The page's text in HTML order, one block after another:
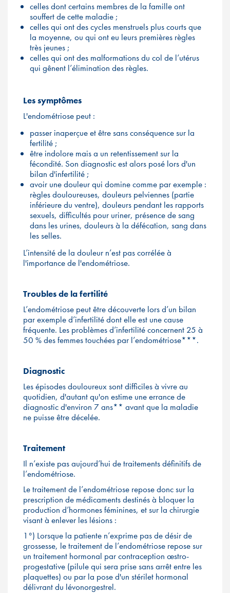
celles dont certains membres de la famille ont
souffert de cette maladie ;
celles qui ont des cycles menstruels plus courts que
la moyenne, ou qui ont eu leurs premières règles
très jeunes ;
celles qui ont des malformations du col de l’utérus
qui gênent l’élimination des règles.
Les symptômes
L'endométriose peut :
passer inaperçue et être sans conséquence sur la
fertilité ;
être indolore mais a un retentissement sur la
fécondité. Son diagnostic est alors posé lors d'un
bilan d'infertilité ;
avoir une douleur qui domine comme par exemple :
règles douloureuses, douleurs pelviennes (partie
inférieure du ventre), douleurs pendant les rapports
sexuels, difficultés pour uriner, présence de sang
dans les urines, douleurs à la défécation, sang dans
les selles.
L’intensité de la douleur n’est pas corrélée à
l'importance de l'endométriose.
Troubles de la fertilité
L’endométriose peut être découverte lors d’un bilan
par exemple d’infertilité dont elle est une cause
fréquente. Les problèmes d’infertilité concernent 25 à
50 % des femmes touchées par l’endométriose***.
Diagnostic
Les épisodes douloureux sont difficiles à vivre au
quotidien, d'autant qu'on estime une errance de
diagnostic d'environ 7 ans** avant que la maladie
ne puisse être décelée.
Traitement
Il n’existe pas aujourd’hui de traitements définitifs de
l’endométriose.
Le traitement de l’endométriose repose donc sur la
prescription de médicaments destinés à bloquer la
production d’hormones féminines, et sur la chirurgie
visant à enlever les lésions :
1°) Lorsque la patiente n’exprime pas de désir de
grossesse, le traitement de l’endométriose repose sur
un traitement hormonal par contraception œstro-
progestative (pilule qui sera prise sans arrêt entre les
plaquettes) ou par la pose d'un stérilet hormonal
délivrant du lévonorgestrel.